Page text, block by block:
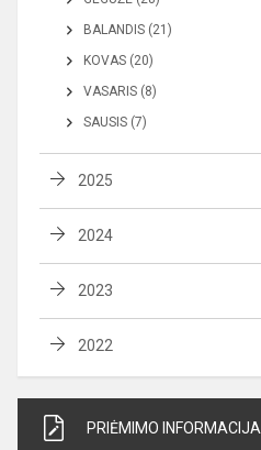
BALANDIS (21)
KOVAS (20)
VASARIS (8)
SAUSIS (7)
2025
2024
2023
2022
PRIĖMIMO INFORMACIJA